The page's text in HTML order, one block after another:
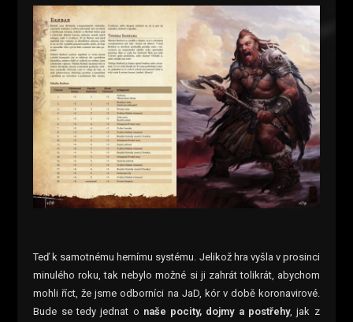
Teď k samotnému hernímu systému. Jelikož hra vyšla v prosinci
minulého roku, tak nebylo možné si ji zahrát tolikrát, abychom
mohli říct, že jsme odborníci na JaD, kór v době koronavirové.
Bude se tedy jednat o naše pocity, dojmy a postřehy, jak z